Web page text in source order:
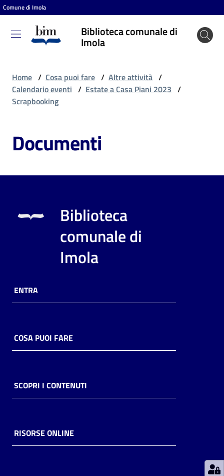
Vai al contenuto
Vai alla navigazione
Vai al footer
Comune di Imola
Biblioteca comunale di
Imola
Biblioteca
comunale
Cosa
fare
Scopri
online
Piani
Decentrate
Home / Cosa puoi fare / Altre attività /
Calendario eventi / Estate a Casa Piani 2023 /
Scrapbooking
Documenti
Biblioteca
comunale di
Imola
ENTRA
COSA PUOI FARE
SCOPRI I CONTENUTI
RISORSE ONLINE